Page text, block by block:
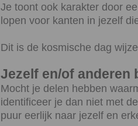
Je toont ook karakter door
lopen voor kanten in jezelf
Dit is de kosmische dag
Jezelf en/of anderen
Mocht je delen hebben
identificeer je dan niet met
puur eerlijk naar jezelf en